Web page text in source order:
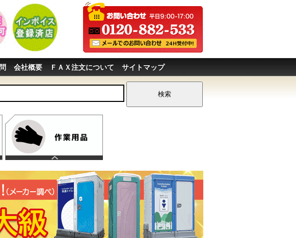
会社概要 ＦＡＸ注文について サイトマップ